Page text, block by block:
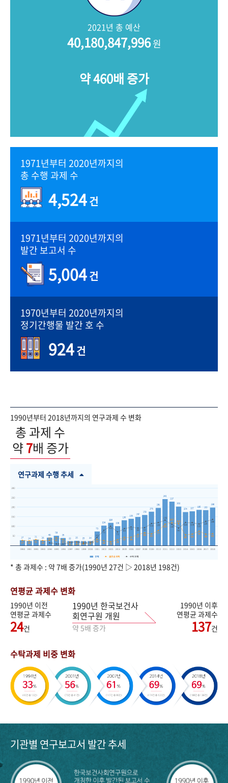
2021년 총 예산
40,180,847,996원
약 460배 증가
1971년부터 2020년까지의
총 수행 과제 수
4,524건
1971년부터 2020년까지의
발간 보고서 수
5,004건
1970년부터 2020년까지의
정기간행물 발간 호 수
924건
1990년부터 2018년까지의 연구과제 수 변화
총 과제 수
약7배 증가
연구과제 수행 추세
* 총 과제수 : 약 7배 증가(1990년 27건 ▷ 2018년 198건)
연평균 과제수 변화
1990년 이전
연평균 과제수
24건
1990년 한국보건사
회연구원 개원
약 5배 증가
1990년 이후
연평균 과제수
137건
수탁과제 비중 변화
기관별 연구보고서 발간 추세